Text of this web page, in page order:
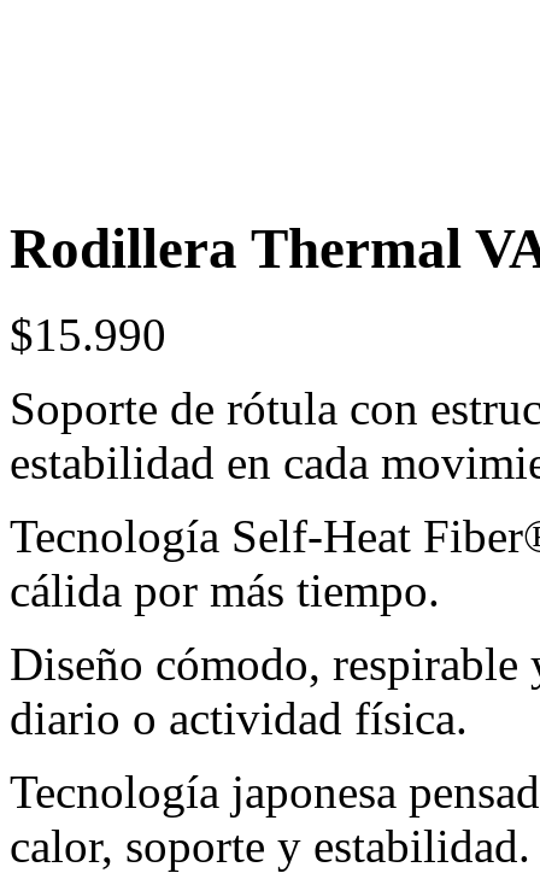
Rodillera Thermal
$15.990
Soporte de rótula con
estabilidad en cada
Tecnología Self-Heat
cálida por más tiempo.
Diseño cómodo, respirable
diario o actividad física.
Tecnología japonesa
calor, soporte y estabilidad.